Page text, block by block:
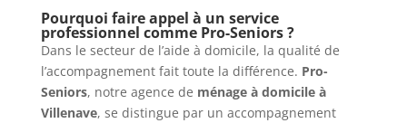
Pourquoi faire appel à un service
professionnel comme Pro-Seniors ?
Dans le secteur de l’aide à domicile, la qualité de
l’accompagnement fait toute la différence. Pro-
Seniors, notre agence de ménage à domicile à
Villenave, se distingue par un accompagnement